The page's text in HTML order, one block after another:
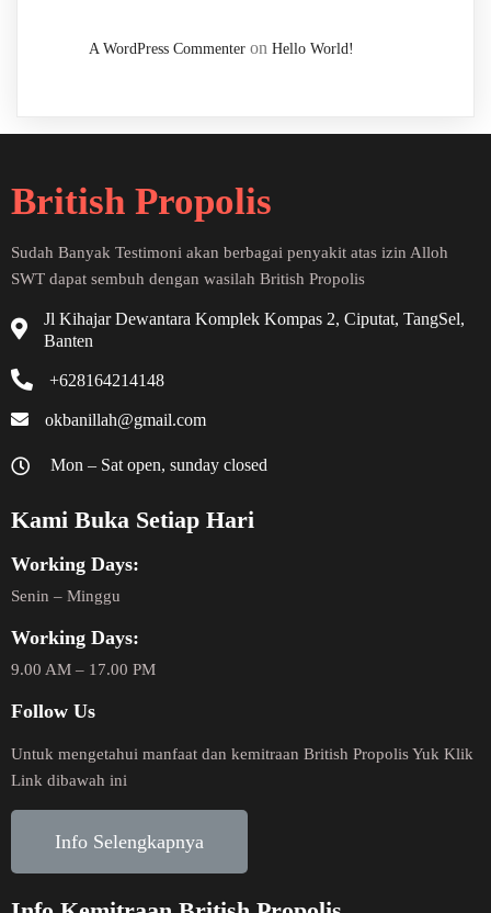
A WordPress Commenter on Hello World!
British Propolis
Sudah Banyak Testimoni akan berbagai penyakit atas izin Alloh
SWT dapat sembuh dengan wasilah British Propolis
Jl Kihajar Dewantara Komplek Kompas 2, Ciputat, TangSel,
Banten
+628164214148
okbanillah@gmail.com
Mon – Sat open, sunday closed
Kami Buka Setiap Hari
Working Days:
Senin – Minggu
Working Days:
9.00 AM – 17.00 PM
Follow Us
Untuk mengetahui manfaat dan kemitraan British Propolis Yuk Klik
Link dibawah ini
Info Selengkapnya